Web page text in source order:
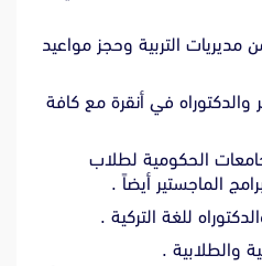
مديريات التربية وحجز مواعيد
في أنقرة مع كافة
الحكومية لطلاب
الماجستير أيضاً .
للغة التركية .
والطلابية .